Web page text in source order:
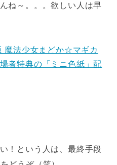
ね～。。。欲しい人は早
魔法少女まどか☆マギカ
者特典の「ミニ色紙」配
！という人は、最終手段